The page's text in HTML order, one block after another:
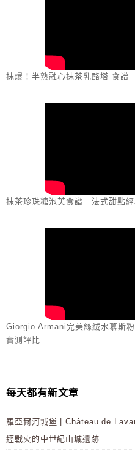
抹爆！半熟融心抹茶乳酪塔 食譜
抹茶珍珠糖泡芙食譜｜法式甜點
Giorgio Armani完美絲絨水慕斯
實測評比
每天都有新文章
羅亞爾河城堡 | Château de
經戰火的中世紀山城遺跡